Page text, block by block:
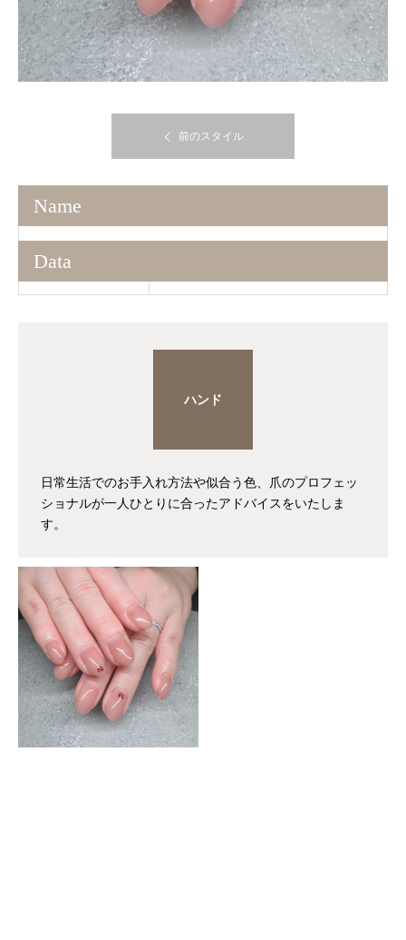
前のスタイル
Name
Data
ハンド
日常生活でのお手入れ方法や似合う色、爪のプロフェッ
ショナルが一人ひとりに合ったアドバイスをいたしま
す。